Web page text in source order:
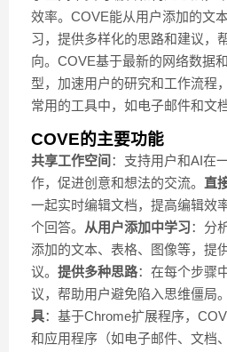
效率。COVE能从用户添加的文
习，提供多样化的思路和建议，
向。COVE基于最新的网络数据
型，加速用户的研究和工作流程
常用的工具中，如电子邮件和文
COVE的主要功能
共享工作空间 ：支持用户和AI在
作，促进创意和想法的交流。 直
一起实时编辑文档，提高编辑效
个回答。 从用户添加中学习：分
添加的文本、表格、图像等，提
议。 提供多种思路：在每个步骤
议，帮助用户避免陷入思维僵局。
具：基于Chrome扩展程序，
和应用程序（如电子邮件、文档